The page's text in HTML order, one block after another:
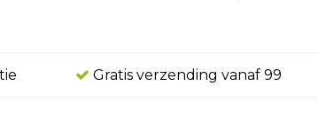
Gratis verzending vanaf 99